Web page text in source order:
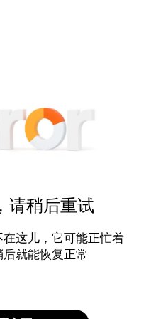
请稍后重试
这儿，它可能正忙着
就能恢复正常